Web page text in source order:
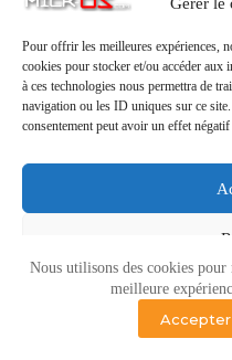
Pour offrir les meilleures expériences,
cookies pour stocker et/ou accéder
à ces technologies nous permettra de
navigation ou les ID uniques sur ce
consentement peut avoir un effet
Voir
Politique de cookies
Nous utilisons des cookies
meilleure
Accepter
Advance PowerUp
Chargeur 3 embouts
ACER
Chargeur 3 embouts pour